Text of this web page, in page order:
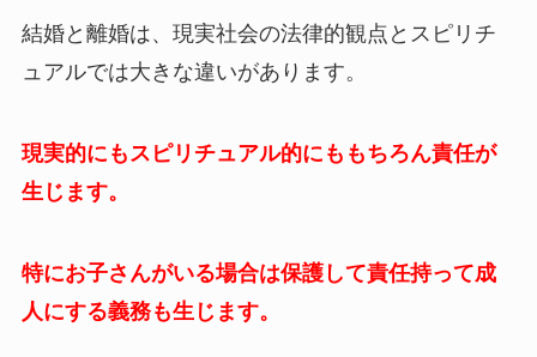
結婚と離婚は、現実社会の法律的観点とスピリチ
ュアルでは大きな違いがあります。
現実的にもスピリチュアル的にももちろん責任が
生じます。
特にお子さんがいる場合は保護して責任持って成
人にする義務も生じます。